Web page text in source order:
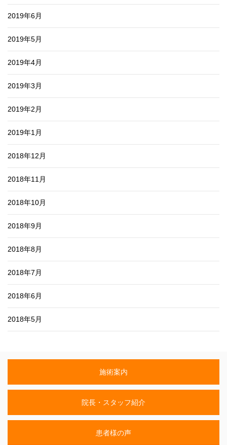
2019年6月
2019年5月
2019年4月
2019年3月
2019年2月
2019年1月
2018年12月
2018年11月
2018年10月
2018年9月
2018年8月
2018年7月
2018年6月
2018年5月
施術案内
院長・スタッフ紹介
患者様の声